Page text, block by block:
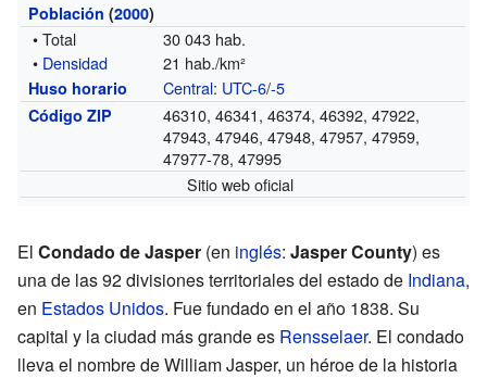
Población (2000)
• Total
30 043 hab.
• Densidad 21 hab./km²
Huso horario Central: UTC-6/-5
Código ZIP
46310, 46341, 46374, 46392, 47922,
47943, 47946, 47948, 47957, 47959,
47977-78, 47995
Sitio web oficial
El Condado de Jasper (en inglés: Jasper County) es
una de las 92 divisiones territoriales del estado de Indiana,
en Estados Unidos. Fue fundado en el año 1838. Su
capital y la ciudad más grande es Rensselaer. El condado
lleva el nombre de William Jasper, un héroe de la historia